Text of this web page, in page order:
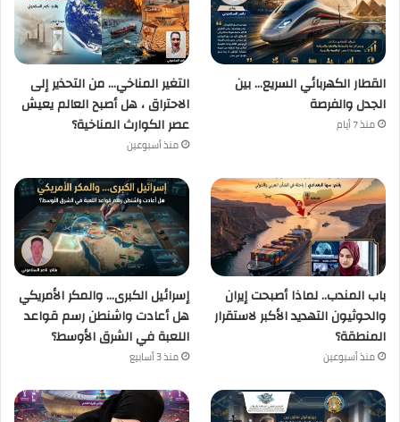
القطار الكهربائي السريع… بين
الجدل والفرصة
منذ 7 أيام
التغير المناخي… من التحذير إلى
الاحتراق ، هل أصبح العالم يعيش
عصر الكوارث المناخية؟
منذ أسبوعين
باب المندب.. لماذا أصبحت إيران
والحوثيون التهديد الأكبر لاستقرار
المنطقة؟
منذ أسبوعين
إسرائيل الكبرى… والمكر الأمريكي
هل أعادت واشنطن رسم قواعد
اللعبة في الشرق الأوسط؟
منذ 3 أسابيع